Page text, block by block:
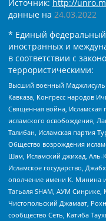
Источник: http://
данные на 24.03.2022
* Единый федеральный
иностранных и
в соответствии с
террористическими:
Высший военный
Кавказа, Конгресс народов
Священная война, Исламская
исламского освобождения,
Талибан, Исламская партия
Общество возрождения
Шам, Исламский джихад, Аль-
Исламское государство,
ополчение имени К. Минина
Тагьаля SHAM, АУМ Синрике,
Чистопольский Джамаат,
сообщество Сеть, Катиба